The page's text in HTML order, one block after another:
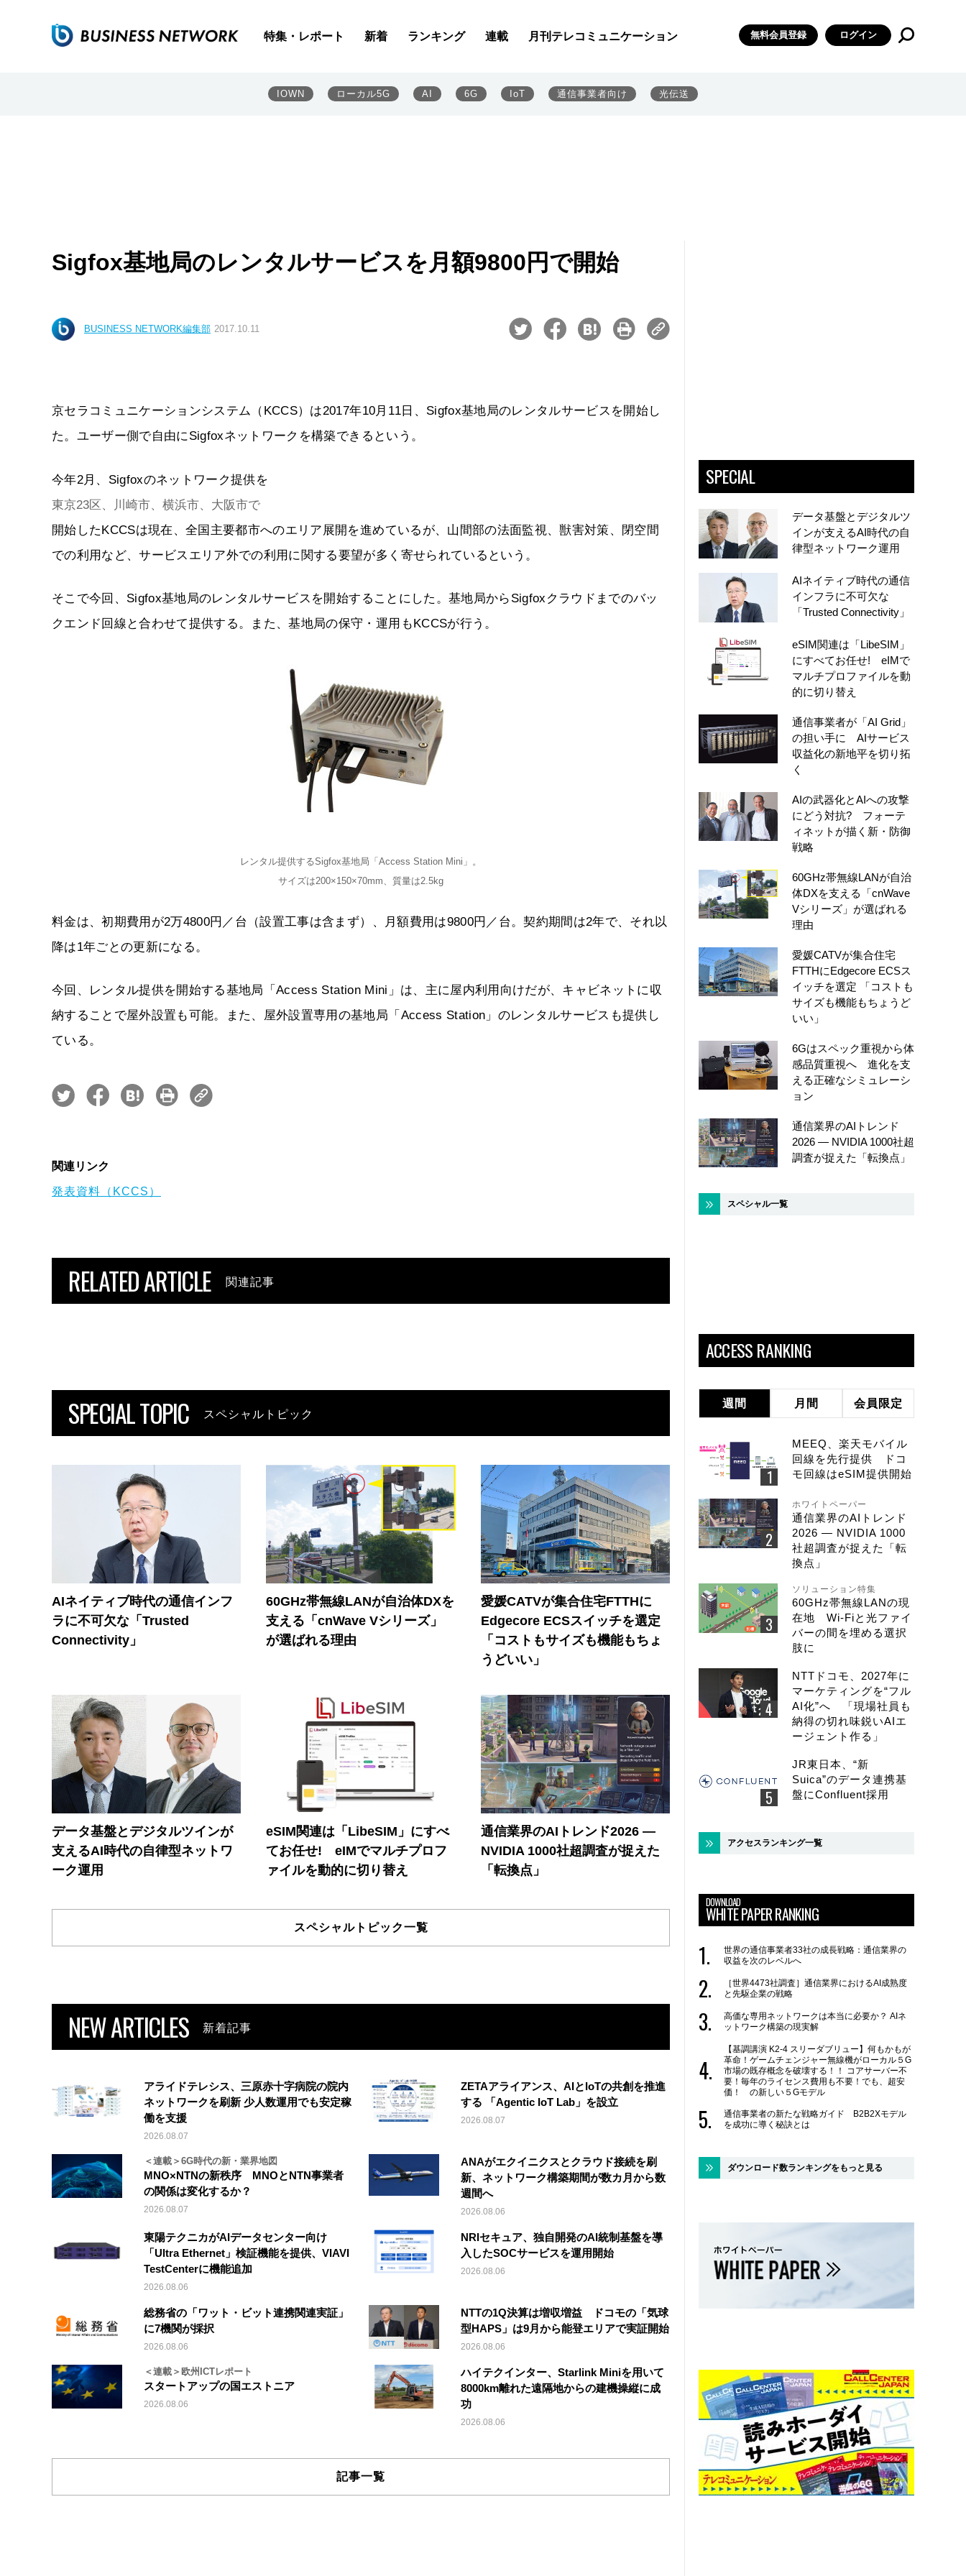
特集・レポート 新着 ランキング 連載 月刊テレコミュニケーション 無料会員登録 ログイン
IOWN ローカル5G AI 6G IoT 通信事業者向け 光伝送
Sigfox基地局のレンタルサービスを月額9800円で開始
BUSINESS NETWORK編集部 2017.10.11
京セラコミュニケーションシステム（KCCS）は2017年10月11日、Sigfox基地局のレンタルサービスを開始し
た。ユーザー側で自由にSigfoxネットワークを構築できるという。
今年2月、Sigfoxのネットワーク提供を
東京23区、川崎市、横浜市、大阪市で
開始したKCCSは現在、全国主要都市へのエリア展開を進めているが、山間部の法面監視、獣害対策、閉空間
での利用など、サービスエリア外での利用に関する要望が多く寄せられているという。
そこで今回、Sigfox基地局のレンタルサービスを開始することにした。基地局からSigfoxクラウドまでのバッ
クエンド回線と合わせて提供する。また、基地局の保守・運用もKCCSが行う。
レンタル提供するSigfox基地局「Access Station Mini」。
サイズは200×150×70mm、質量は2.5kg
料金は、初期費用が2万4800円／台（設置工事は含まず）、月額費用は9800円／台。契約期間は2年で、それ以
降は1年ごとの更新になる。
今回、レンタル提供を開始する基地局「Access Station Mini」は、主に屋内利用向けだが、キャビネットに収
納することで屋外設置も可能。また、屋外設置専用の基地局「Access Station」のレンタルサービスも提供し
ている。
関連リンク
発表資料（KCCS）
RELATED ARTICLE 関連記事
SPECIAL TOPIC スペシャルトピック
AIネイティブ時代の通信インフ
ラに不可欠な「Trusted
Connectivity」
60GHz帯無線LANが自治体DXを
支える「cnWave Vシリーズ」
が選ばれる理由
愛媛CATVが集合住宅FTTHに
Edgecore ECSスイッチを選定
「コストもサイズも機能もちょ
うどいい」
データ基盤とデジタルツインが
支えるAI時代の自律型ネットワ
ーク運用
eSIM関連は「LibeSIM」にすべ
てお任せ! eIMでマルチプロフ
ァイルを動的に切り替え
通信業界のAIトレンド2026 ―
NVIDIA 1000社超調査が捉えた
「転換点」
スペシャルトピック一覧
NEW ARTICLES 新着記事
アライドテレシス、三原赤十字病院の院内
ネットワークを刷新 少人数運用でも安定稼
働を支援
2026.08.07
ZETAアライアンス、AIとIoTの共創を推進
する 「Agentic IoT Lab」を設立
2026.08.07
＜連載＞6G時代の新・業界地図
MNO×NTNの新秩序 MNOとNTN事業者
の関係は変化するか？
2026.08.07
ANAがエクイニクスとクラウド接続を刷
新、ネットワーク構築期間が数カ月から数
週間へ
2026.08.06
東陽テクニカがAIデータセンター向け
「Ultra Ethernet」検証機能を提供、VIAVI
TestCenterに機能追加
2026.08.06
NRIセキュア、独自開発のAI統制基盤を導
入したSOCサービスを運用開始
2026.08.06
総務省の「ワット・ビット連携関連実証」
に7機関が採択
2026.08.06
NTTの1Q決算は増収増益 ドコモの「気球
型HAPS」は9月から能登エリアで実証開始
2026.08.06
＜連載＞欧州ICTレポート
スタートアップの国エストニア
2026.08.06
ハイテクインター、Starlink Miniを用いて
8000km離れた遠隔地からの建機操縦に成
功
2026.08.06
記事一覧
SPECIAL
データ基盤とデジタルツ
インが支えるAI時代の自
律型ネットワーク運用
AIネイティブ時代の通信
インフラに不可欠な
「Trusted Connectivity」
eSIM関連は「LibeSIM」
にすべてお任せ! eIMで
マルチプロファイルを動
的に切り替え
通信事業者が「AI Grid」
の担い手に AIサービス
収益化の新地平を切り拓
く
AIの武器化とAIへの攻撃
にどう対抗? フォーテ
ィネットが描く新・防御
戦略
60GHz帯無線LANが自治
体DXを支える「cnWave
Vシリーズ」が選ばれる
理由
愛媛CATVが集合住宅
FTTHにEdgecore ECSス
イッチを選定 「コストも
サイズも機能もちょうど
いい」
6Gはスペック重視から体
感品質重視へ 進化を支
える正確なシミュレーシ
ョン
通信業界のAIトレンド
2026 ― NVIDIA 1000社超
調査が捉えた「転換点」
スペシャル一覧
ACCESS RANKING
週間 月間 会員限定
MEEQ、楽天モバイル
回線を先行提供 ドコ
モ回線はeSIM提供開始
ホワイトペーパー
通信業界のAIトレンド
2026 ― NVIDIA 1000
社超調査が捉えた「転
換点」
ソリューション特集
60GHz帯無線LANの現
在地 Wi-Fiと光ファイ
バーの間を埋める選択
肢に
NTTドコモ、2027年に
マーケティングを“フル
AI化”へ 「現場社員も
納得の切れ味鋭いAIエ
ージェント作る」
JR東日本、“新
Suica”のデータ連携基
盤にConfluent採用
アクセスランキング一覧
DOWNLOAD
WHITE PAPER RANKING
世界の通信事業者33社の成長戦略：通信業界の
収益を次のレベルへ
［世界4473社調査］通信業界におけるAI成熟度
と先駆企業の戦略
高価な専用ネットワークは本当に必要か？ AIネ
ットワーク構築の現実解
【基調講演 K2-4 スリーダブリュー】何もかもが
革命！ゲームチェンジャー無線機がローカル５G
市場の既存概念を破壊する！！ コアサーバー不
要！毎年のライセンス費用も不要！でも、超安
価！ の新しい５Gモデル
通信事業者の新たな戦略ガイド B2B2Xモデル
を成功に導く秘訣とは
ダウンロード数ランキングをもっと見る